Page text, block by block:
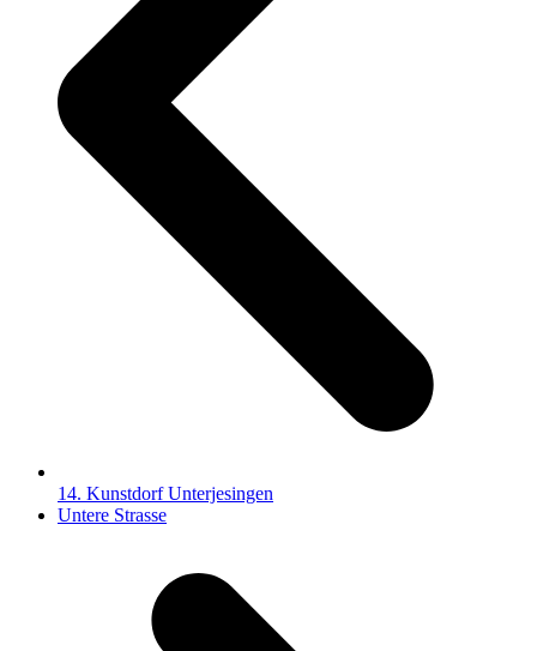
14. Kunstdorf Unterjesingen
Nächster
Untere Strasse